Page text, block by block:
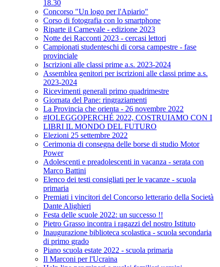
18.30
Concorso "Un logo per l'Apiario"
Corso di fotografia con lo smartphone
Riparte il Carnevale - edizione 2023
Notte dei Racconti 2023 - cercasi lettori
Campionati studenteschi di corsa campestre - fase
provinciale
Iscrizioni alle classi prime a.s. 2023-2024
Assemblea genitori per iscrizioni alle classi prime a.s.
2023-2024
Ricevimenti generali primo quadrimestre
Giornata del Pane: ringraziamenti
La Provincia che orienta - 26 novembre 2022
#IOLEGGOPERCHÉ 2022, COSTRUIAMO CON I
LIBRI IL MONDO DEL FUTURO
Elezioni 25 settembre 2022
Cerimonia di consegna delle borse di studio Motor
Power
Adolescenti e preadolescenti in vacanza - serata con
Marco Battini
Elenco dei testi consigliati per le vacanze - scuola
primaria
Premiati i vincitori del Concorso letterario della Società
Dante Alighieri
Festa delle scuole 2022: un successo !!
Pietro Grasso incontra i ragazzi del nostro Istituto
Inaugurazione biblioteca scolastica - scuola secondaria
di primo grado
Piano scuola estate 2022 - scuola primaria
Il Marconi per l'Ucraina